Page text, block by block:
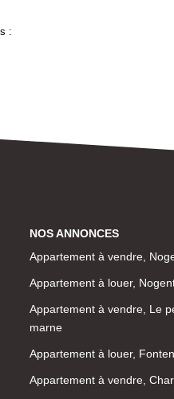
:
NOS ANNONCES
Appartement à vendre,
Appartement à louer,
Appartement à vendre, Le
marne
Appartement à louer,
Appartement à vendre,